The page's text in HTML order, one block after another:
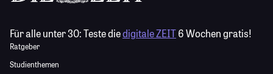
Für alle unter 30:Teste diedigitale ZEIT6 Wochen gratis!
Ratgeber
Studienthemen